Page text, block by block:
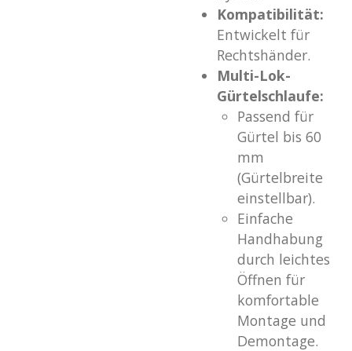
Kompatibilität:
Entwickelt für
Rechtshänder.
Multi-Lok-
Gürtelschlaufe:
Passend für
Gürtel bis 60
mm
(Gürtelbreite
einstellbar).
Einfache
Handhabung
durch leichtes
Öffnen für
komfortable
Montage und
Demontage.